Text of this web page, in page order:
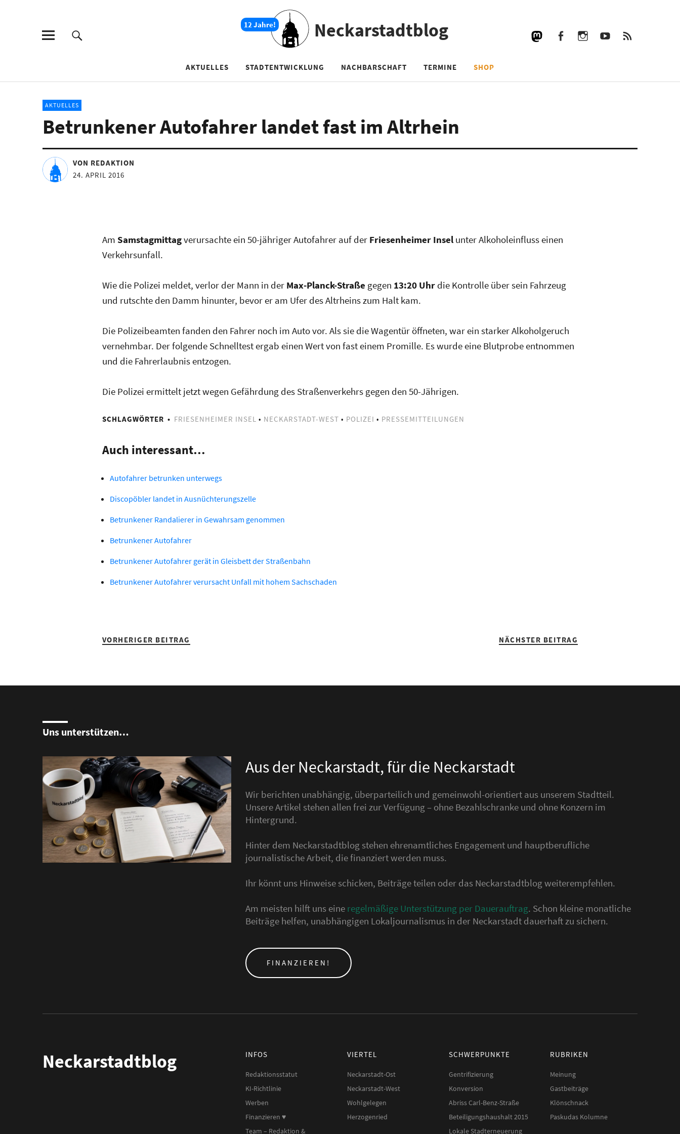
Neckarstadtblog
AKTUELLES STADTENTWICKLUNG NACHBARSCHAFT TERMINE SHOP
AKTUELLES
Betrunkener Autofahrer landet fast im Altrhein
VON REDAKTION
24. APRIL 2016
Am Samstagmittagverursachte ein 50-jähriger Autofahrer auf der Friesenheimer Inselunter Alkoholeinfluss einen
Verkehrsunfall.
Wie die Polizei meldet, verlor der Mann in der Max-Planck-Straße gegen 13:20 Uhrdie Kontrolle über sein Fahrzeug
und rutschte den Damm hinunter, bevor er am Ufer des Altrheins zum Halt kam.
Die Polizeibeamten fanden den Fahrer noch im Auto vor. Als sie die Wagentür öffneten, war ein starker Alkoholgeruch
vernehmbar. Der folgende Schnelltest ergab einen Wert von fast einem Promille. Es wurde eine Blutprobe entnommen
und die Fahrerlaubnis entzogen.
Die Polizei ermittelt jetzt wegen Gefährdung des Straßenverkehrs gegen den 50-Jährigen.
SCHLAGWÖRTER FRIESENHEIMER INSEL • NECKARSTADT-WEST • POLIZEI • PRESSEMITTEILUNGEN
Auch interessant…
Autofahrer betrunken unterwegs
Discopöbler landet in Ausnüchterungszelle
Betrunkener Randalierer in Gewahrsam genommen
Betrunkener Autofahrer
Betrunkener Autofahrer gerät in Gleisbett der Straßenbahn
Betrunkener Autofahrer verursacht Unfall mit hohem Sachschaden
VORHERIGER BEITRAG NÄCHSTER BEITRAG
Uns unterstützen…
Aus der Neckarstadt, für die Neckarstadt
Wir berichten unabhängig, überparteilich und gemeinwohl-orientiert aus unserem Stadtteil.
Unsere Artikel stehen allen frei zur Verfügung – ohne Bezahlschranke und ohne Konzern im
Hintergrund.
Hinter dem Neckarstadtblog stehen ehrenamtliches Engagement und hauptberufliche
journalistische Arbeit, die finanziert werden muss.
Ihr könnt uns Hinweise schicken, Beiträge teilen oder das Neckarstadtblog weiterempfehlen.
Am meisten hilft uns eine regelmäßige Unterstützung per Dauerauftrag. Schon kleine monatliche
Beiträge helfen, unabhängigen Lokaljournalismus in der Neckarstadt dauerhaft zu sichern.
FINANZIEREN!
Neckarstadtblog INFOS
Redaktionsstatut
KI-Richtlinie
Werben
Finanzieren ♥︎
Team – Redaktion &
VIERTEL
Neckarstadt-Ost
Neckarstadt-West
Wohlgelegen
Herzogenried
SCHWERPUNKTE
Gentrifizierung
Konversion
Abriss Carl-Benz-Straße
Beteiligungshaushalt 2015
Lokale Stadterneuerung
RUBRIKEN
Meinung
Gastbeiträge
Klönschnack
Paskudas Kolumne